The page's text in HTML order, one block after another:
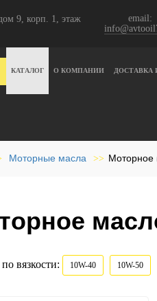
9, корп. 1, этаж
email:
КАТАЛОГ О КОМПАНИИ ДОСТАВКА
Моторные масла >> Моторное
вязкости: 10W-40 10W-50